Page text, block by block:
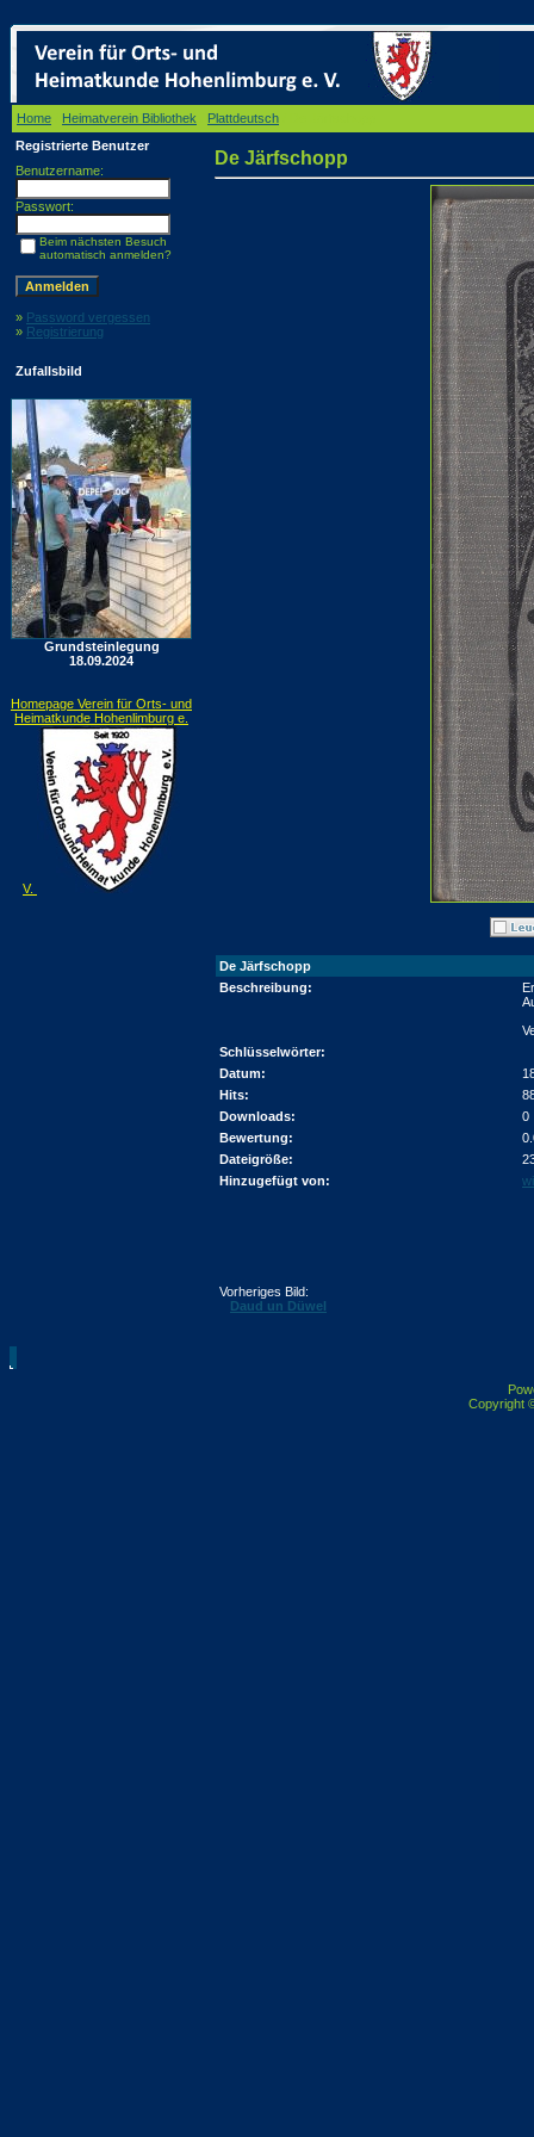
Home Heimatverein Bibliothek Plattdeutsch
Registrierte Benutzer
Benutzername:
Passwort:
Beim nächsten Besuch
automatisch anmelden?
» Password vergessen
» Registrierung
Zufallsbild
Grundsteinlegung
18.09.2024
Homepage Verein für Orts- und
Heimatkunde Hohenlimburg e.
V.
De Järfschopp
De Järfschopp
Beschreibung:
Schlüsselwörter:
Datum:
Hits:
Downloads:
0
Bewertung:
Dateigröße:
Hinzugefügt von:
Vorheriges Bild:
Daud un Düwel
Copyright